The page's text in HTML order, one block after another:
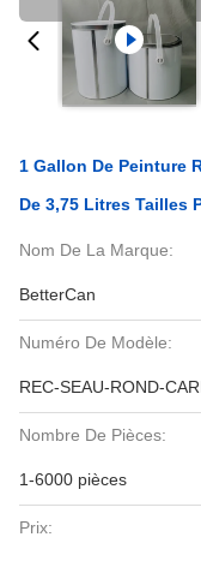
1 Gallon De Peinture
De 3,75 Litres Tailles
Nom De La Marque:
BetterCan
Numéro De Modèle:
REC-SEAU-ROND-
Nombre De Pièces:
1-6000 pièces
Prix: